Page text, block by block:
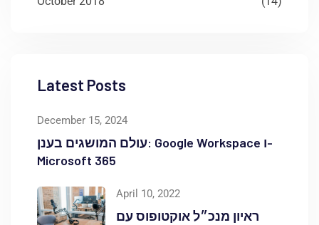
Latest Posts
December 15, 2024
עולם המושגים בענן: Google Workspace ו-
Microsoft 365
April 10, 2022
ראיון מנכ״ל אוקטופוס עם